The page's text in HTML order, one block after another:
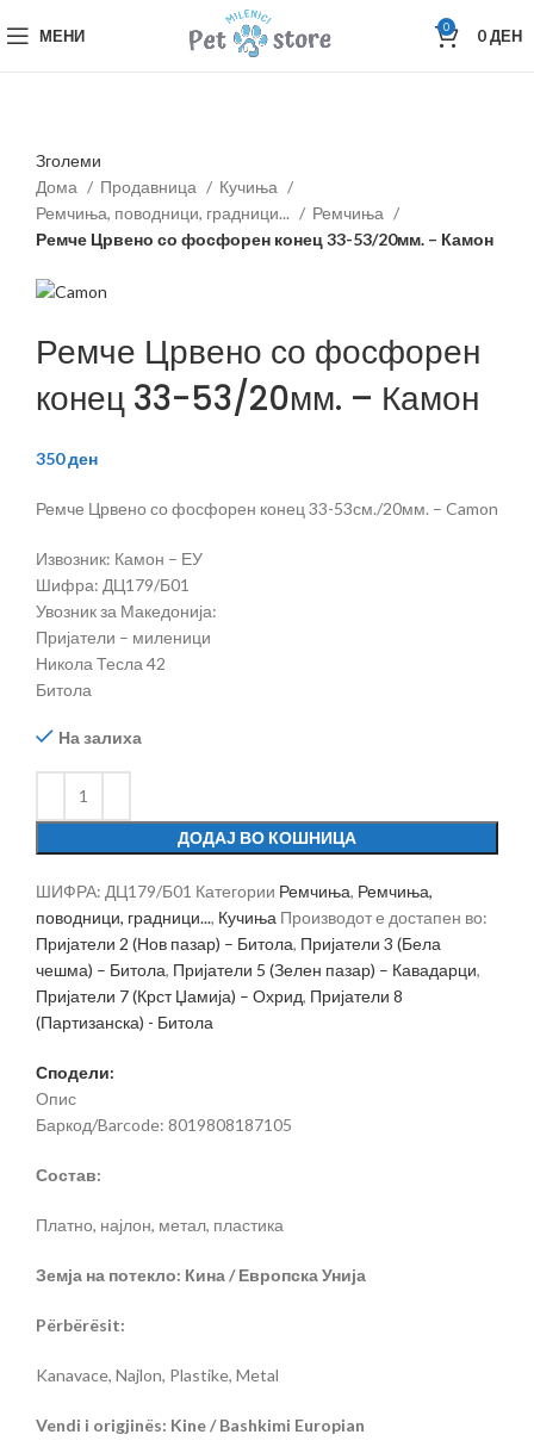
МЕНИ 0 0ДЕН
Зголеми
Дома
Продавница
Кучиња
Ремчиња, поводници, градници...
Ремчиња
Ремче Црвено со фосфорен конец 33-53/20мм. – Камон
Ремче Црвено со фосфорен
конец 33-53/20мм. – Камон
350ден
Ремче Црвено со фосфорен конец 33-53см./20мм. – Camon
Извозник: Камон – ЕУ
Шифра: ДЦ179/Б01
Увозник за Македонија:
Пријатели – миленици
Никола Тесла 42
Битола
На залиха
ДОДАЈ ВО КОШНИЦА
ШИФРА: ДЦ179/Б01 Категории Ремчиња, Ремчиња,
поводници, градници..., Кучиња Производот е достапен во:
Пријатели 2 (Нов пазар) – Битола, Пријатели 3 (Бела
чешма) – Битола, Пријатели 5 (Зелен пазар) – Кавадарци,
Пријатели 7 (Крст Џамија) – Охрид, Пријатели 8
(Партизанска) - Битола
Сподели:
Опис
Баркод/Barcode: 8019808187105
Состав:
Платно, најлон, метал, пластика
Земја на потекло: Кина / Европска Унија
Përbërësit:
Kanavace, Najlon, Plastike, Metal
Vendi i origjinës: Kine / Bashkimi Europian